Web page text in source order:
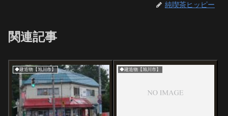
純喫茶ヒッピー
関連記事
◆建造物【旭川市】 ◆建造物【旭川市】